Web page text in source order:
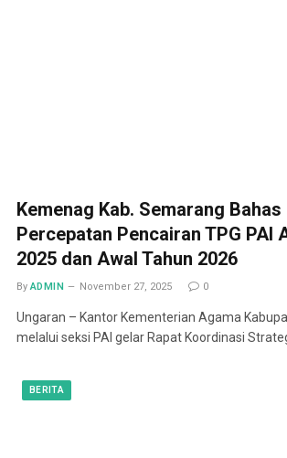
Kemenag Kab. Semarang
Percepatan Pencairan TPG PAI
2025 dan Awal Tahun 2026
By ADMIN November 27, 2025 0
Ungaran – Kantor Kementerian Agama
melalui seksi PAI gelar Rapat Koordinasi
BERITA